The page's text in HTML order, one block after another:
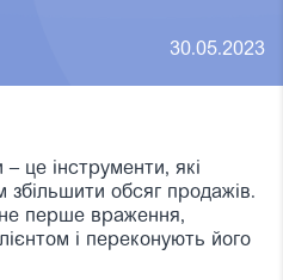
30.05.2023
це інструменти, які
обсяг продажів.
перше враження,
і переконують його